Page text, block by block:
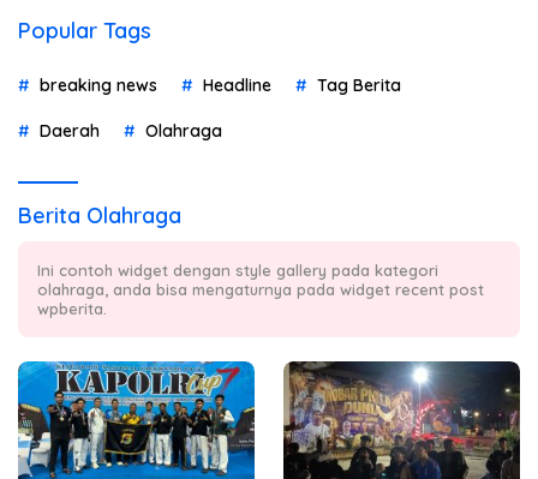
Popular Tags
breaking news Headline Tag Berita
Daerah Olahraga
Berita Olahraga
Ini contoh widget dengan style gallery pada kategori
olahraga, anda bisa mengaturnya pada widget recent post
wpberita.